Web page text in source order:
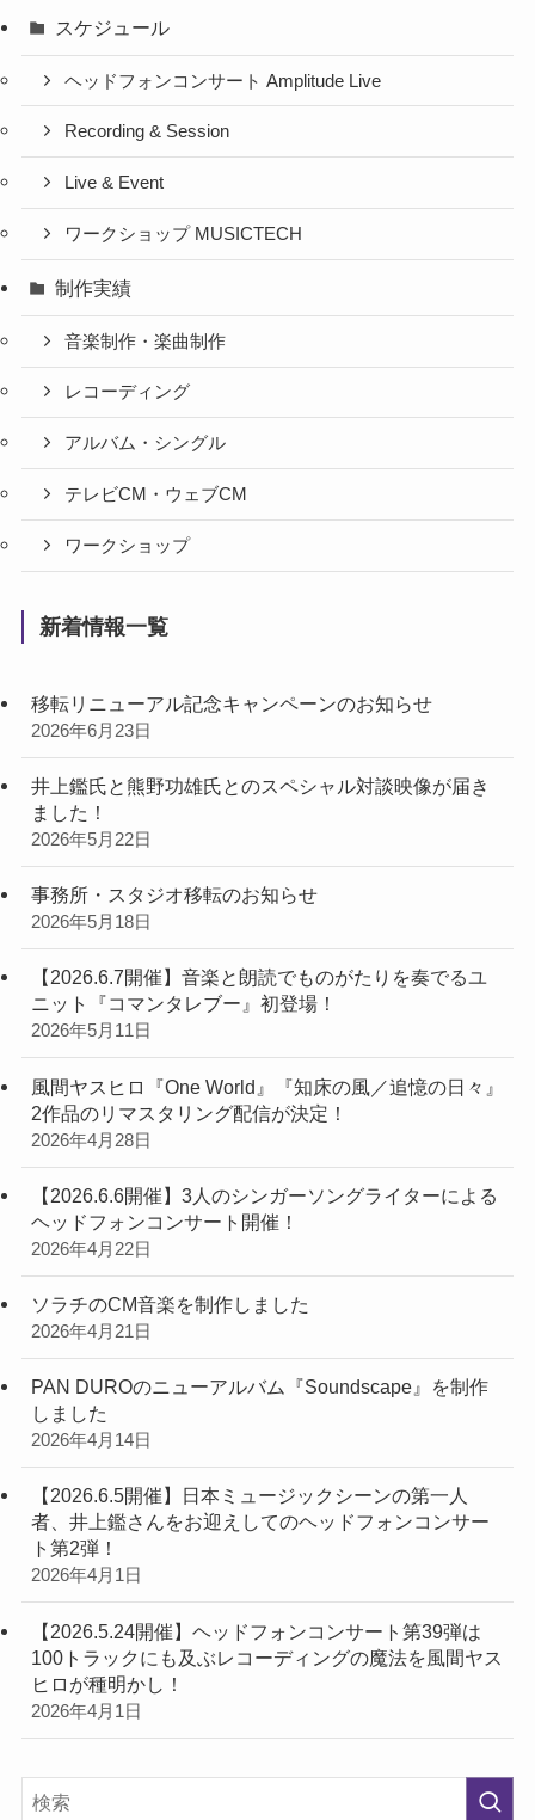
スケジュール
ヘッドフォンコンサート Amplitude Live
Recording & Session
Live & Event
ワークショップ MUSICTECH
制作実績
音楽制作・楽曲制作
レコーディング
アルバム・シングル
テレビCM・ウェブCM
ワークショップ
新着情報一覧
移転リニューアル記念キャンペーンのお知らせ
2026年6月23日
井上鑑氏と熊野功雄氏とのスペシャル対談映像が届き
ました！
2026年5月22日
事務所・スタジオ移転のお知らせ
2026年5月18日
【2026.6.7開催】音楽と朗読でものがたりを奏でるユ
ニット『コマンタレブー』初登場！
2026年5月11日
風間ヤスヒロ『One World』『知床の風／追憶の日々』
2作品のリマスタリング配信が決定！
2026年4月28日
【2026.6.6開催】3人のシンガーソングライターによる
ヘッドフォンコンサート開催！
2026年4月22日
ソラチのCM音楽を制作しました
2026年4月21日
PAN DUROのニューアルバム『Soundscape』を制作
しました
2026年4月14日
【2026.6.5開催】日本ミュージックシーンの第一人
者、井上鑑さんをお迎えしてのヘッドフォンコンサー
ト第2弾！
2026年4月1日
【2026.5.24開催】ヘッドフォンコンサート第39弾は
100トラックにも及ぶレコーディングの魔法を風間ヤス
ヒロが種明かし！
2026年4月1日